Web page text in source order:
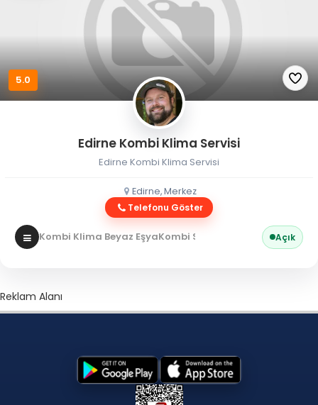
5.0
Edirne Kombi Klima Servisi
Edirne Kombi Klima Servisi
Edirne, Merkez
Telefonu Göster
Kombi Klima Beyaz EşyaKombi Servisi Açık
Reklam Alanı